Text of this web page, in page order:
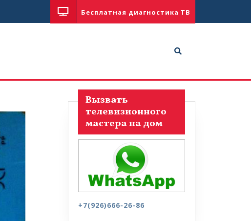
Бесплатная диагностика ТВ
Вызвать
телевизионного
мастера на дом
+7(926)666-26-86